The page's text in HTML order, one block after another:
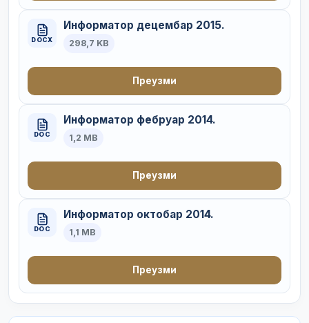
DOCX
Информатор децембар 2015.
298,7 KB
Преузми
DOC
Информатор фебруар 2014.
1,2 MB
Преузми
DOC
Информатор октобар 2014.
1,1 MB
Преузми